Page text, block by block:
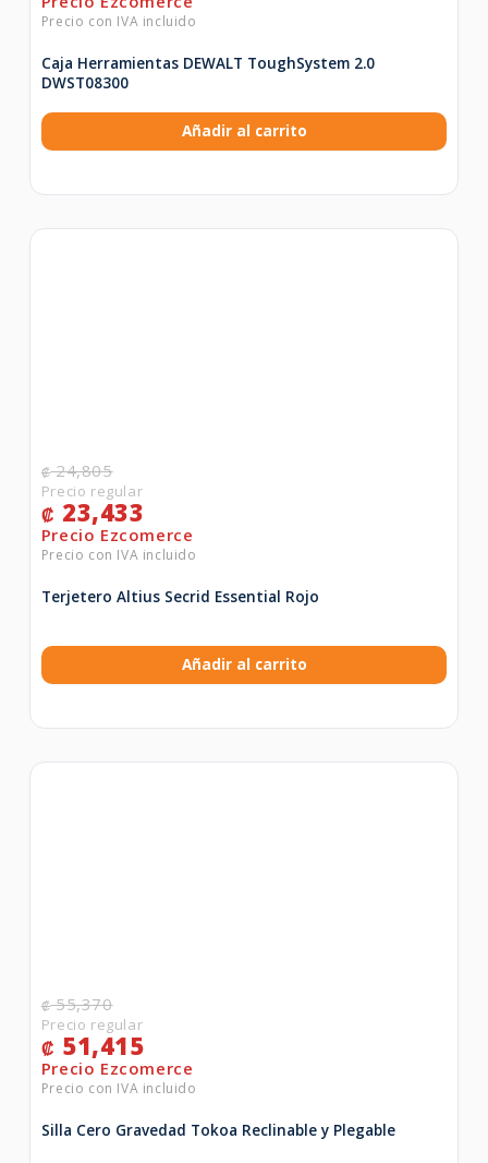
Caja Herramientas DEWALT ToughSystem 2.0
DWST08300
Añadir al carrito
₡24,805
₡ 23,433
Terjetero Altius Secrid Essential Rojo
Añadir al carrito
₡55,370
₡ 51,415
Silla Cero Gravedad Tokoa Reclinable y Plegable